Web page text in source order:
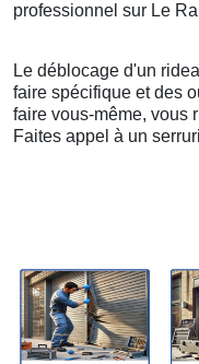
professionnel sur Le
Le déblocage d'un
faire spécifique et des
faire vous-même, vous
Faites appel à un